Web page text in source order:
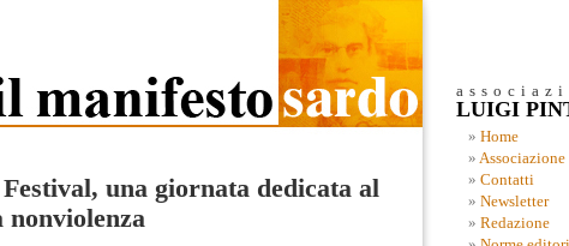
una giornata dedicata al
nonviolenza
LUIGI
Home
Associazione
Contatti
Newsletter
Redazione